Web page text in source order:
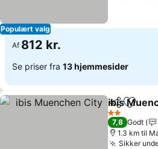
Populært valg
Af 812 kr.
Se priser fra 13 hjemmesider
Del Føj til
ibis
2 Stjerner
7,8 Godt
1.3 km til
Sikker